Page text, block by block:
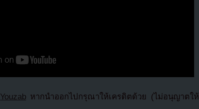
Youzabหากนำออกไปกรุณาให้เครดิตด้วย (ไม่อนุญาตให้